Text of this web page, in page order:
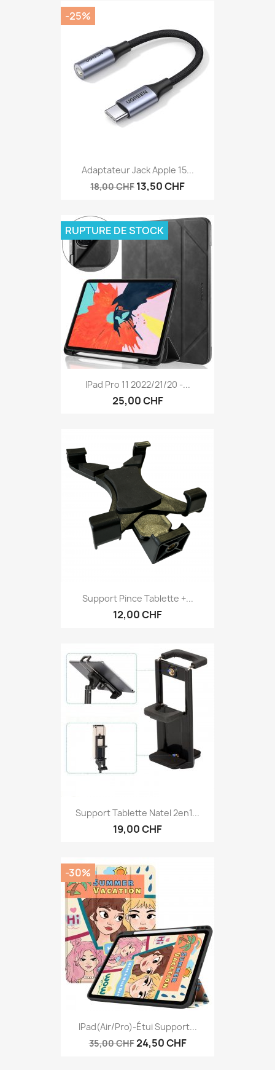
Adaptateur Jack Apple 15...
18,00 CHF 13,50 CHF
-25%
IPad Pro 11 2022/21/20 -...
25,00 CHF
RUPTURE DE STOCK
Support Pince Tablette +...
12,00 CHF
Support Tablette Natel 2en1...
19,00 CHF
IPad(Air/Pro)-Étui Support...
35,00 CHF24,50 CHF
-30%